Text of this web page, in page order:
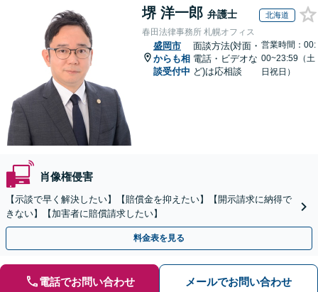
堺 洋一郎 弁護士 北海道
春田法律事務所 札幌オフィス
盛岡市
からも相
談受付中
面談方法(対面・
電話・ビデオな
ど)は応相談
営業時間：00:
00~23:59（土
日祝日）
肖像権侵害
【示談で早く解決したい】【賠償金を抑えたい】【開示請求に納得で
きない】【加害者に賠償請求したい】
料金表を見る
電話でお問い合わせ メールでお問い合わせ